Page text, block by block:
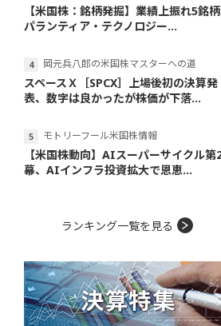
【米国株：銘柄発掘】業績上振れ5銘柄
パランティア・テクノロジー...
岡元兵八郎の米国株マスターへの道
スペースＸ［SPCX］上場後初の決算発
表、数字は良かったが株価が下落...
モトリーフール米国株情報
【米国株動向】AIスーパーサイクル第
幕、AIインフラ投資拡大で恩恵...
ランキング一覧を見る